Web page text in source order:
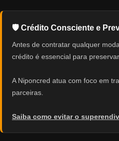
🛡️ Crédito Consciente e
Antes de contratar qualquer
crédito é essencial para
A Niponcred atua com foco em
parceiras.
Saiba como evitar o